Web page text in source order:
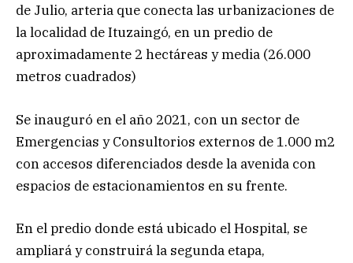
de Julio, arteria que conecta las urbanizaciones de
la localidad de Ituzaingó, en un predio de
aproximadamente 2 hectáreas y media (26.000
metros cuadrados)
Se inauguró en el año 2021, con un sector de
Emergencias y Consultorios externos de 1.000 m2
con accesos diferenciados desde la avenida con
espacios de estacionamientos en su frente.
En el predio donde está ubicado el Hospital, se
ampliará y construirá la segunda etapa,